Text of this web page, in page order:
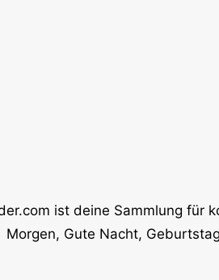
ist deine Sammlung für
Morgen, Gute Nacht,